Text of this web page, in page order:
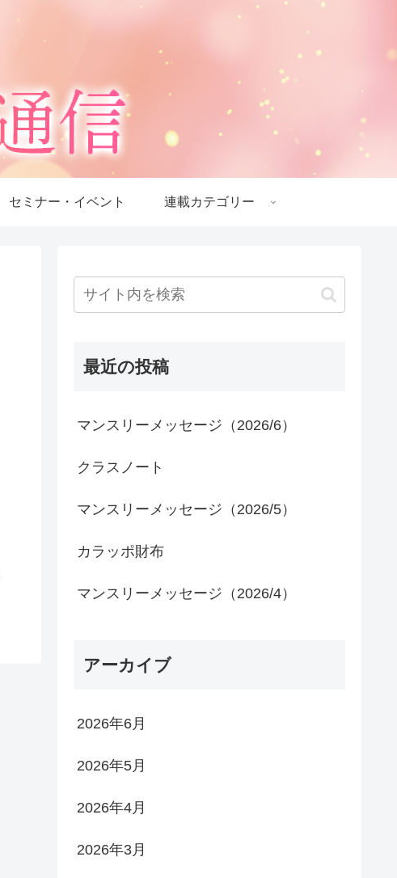
セミナー・イベント 連載カテゴリー
最近の投稿
マンスリーメッセージ（2026/6）
クラスノート
マンスリーメッセージ（2026/5）
カラッポ財布
マンスリーメッセージ（2026/4）
アーカイブ
2026年6月
2026年5月
2026年4月
2026年3月